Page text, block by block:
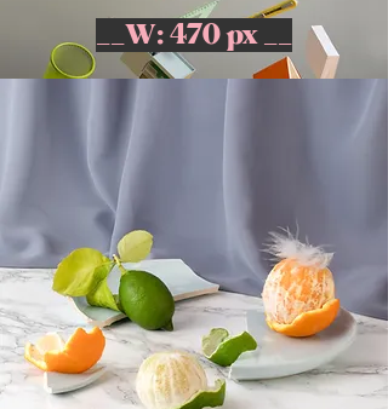
__W: 470 px __